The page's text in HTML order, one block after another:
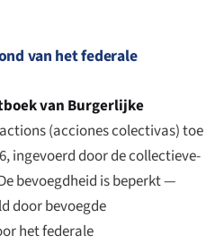
van het federale
van Burgerlijke
(acciones colectivas) toe
ingevoerd door de collectieve-
bevoegdheid is beperkt —
door bevoegde
het federale